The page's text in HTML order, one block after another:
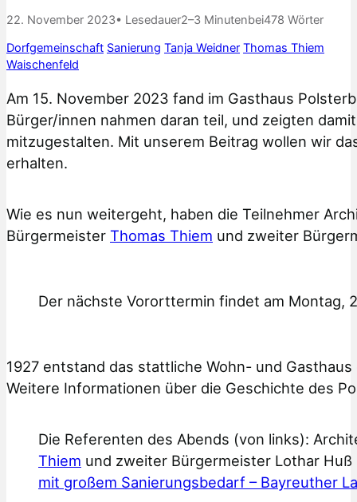
22. November 2023• Lesedauer2–3 Minutenbei478 Wörter
Dorfgemeinschaft Sanierung Tanja Weidner Thomas Thiem
Waischenfeld
Am 15. November 2023 fand im Gasthaus
Bürger/innen nahmen daran teil, und zeigten
mitzugestalten. Mit unserem Beitrag wollen wir
erhalten.
Wie es nun weitergeht, haben die Teilnehmer
Bürgermeister Thomas Thiem und zweiter
Der nächste Vororttermin findet am Montag,
1927 entstand das stattliche Wohn- und
Weitere Informationen über die Geschichte des
Die Referenten des Abends (von links):
Thiem und zweiter Bürgermeister Lothar Huß
mit großem Sanierungsbedarf – Bayreuther